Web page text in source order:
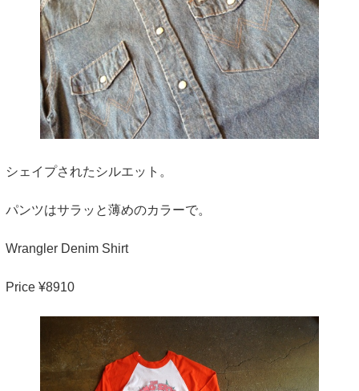
シェイプされたシルエット。
パンツはサラッと薄めのカラーで。
Wrangler Denim Shirt
Price ¥8910